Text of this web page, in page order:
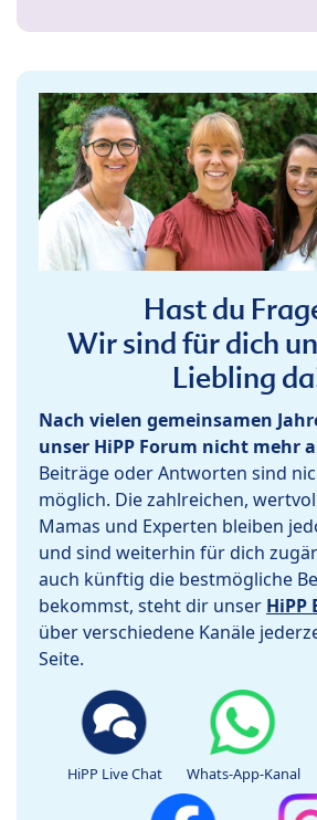
Hast du
Wir sind für dich
Liebling
Nach vielen gemeinsamen
unser HiPP Forum nicht mehr
Beiträge oder Antworten sind
möglich. Die zahlreichen,
Mamas und Experten bleiben
und sind weiterhin für dich
auch künftig die bestmögliche
bekommst, steht dir unser HiPP
über verschiedene Kanäle
Seite.
HiPP Live Chat Whats-App-Kanal